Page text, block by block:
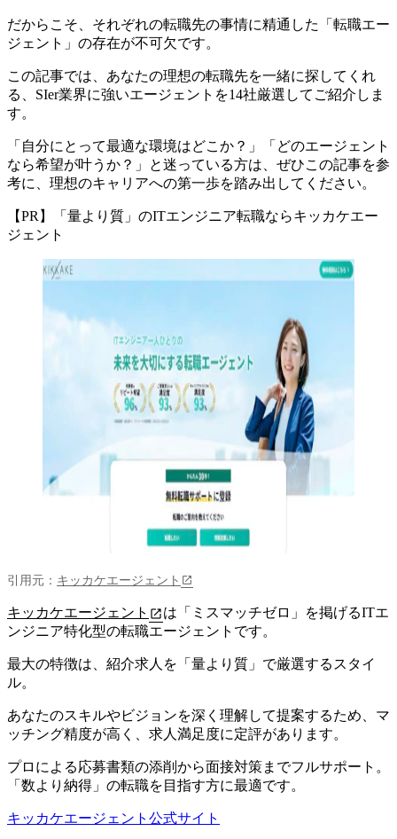
だからこそ、それぞれの転職先の事情に精通した「転職エー
ジェント」の存在が不可欠です。
この記事では、 あなたの理想の転職先を一緒に探してくれ
る、SIer業界に強いエージェントを14社厳選してご紹介 しま
す。
「自分にとって最適な環境はどこか？」「どのエージェント
なら希望が叶うか？」と迷っている方は、ぜひこの記事を参
考に、理想のキャリアへの第一歩を踏み出してください。
【PR】「量より質」のITエンジニア転職ならキッカケエー
ジェント
引用元： キッカケエージェント
キッカケエージェント
は「ミスマッチゼロ」を掲げるITエ
ンジニア特化型の転職エージェントです。
最大の特徴は、紹介求人を「量より質」で厳選するスタイ
ル。
あなたのスキルやビジョンを深く理解して提案するため、マ
ッチング精度が高く、求人満足度に定評があります。
プロによる応募書類の添削から面接対策までフルサポート。
「数より納得」の転職を目指す方に最適です。
キッカケエージェント公式サイト